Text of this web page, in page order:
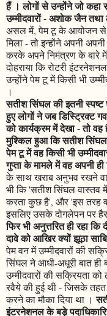
हैं । लोगों से उन्होंने जो कहा
उम्मीदवारों - अशोक जैन
असल में, पेम टू के आयोजन से
मिला - तो इन्होंने अपनी
करके अपने निमंत्रण के बारे में
दोहराया कि रोटरी
उन्होंने पेम टू में किसी भी
।
सतीश सिंघल की इतनी
हुए लोगों ने जब डिस्ट्रिक्ट
को कार्यक्रम में देखा - तो
मुश्किल हुआ कि सतीश सिंघल
पेम टू में वह किसी भी
गुप्ता के मामले में वह अपनी
के साथ खराब अनुभव रखने
भी कि 'सतीश सिंघल वास्तव
करता कुछ है', और 'इस तरह
इसलिए उसके दोगलेपन पर
फिर भी अनुत्तरित ही रहा
दावे को आखिर क्यों झूठा
पेम वन में उम्मीदवारों की
सिंघल ने आधी-अधूरी बात
उम्मीदवारों की सक्रियता
रवैये की हुई थी - जिसके तहत
करने का मौका दिया था ।
इंटरनेशनल के बड़े